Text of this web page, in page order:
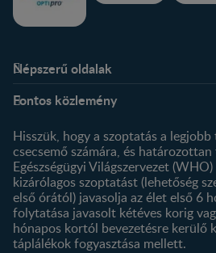
Népszerű oldalak
Kapcsolat
Történetünk
Profilom
Termékeink
Termék kereső
Fontos közlemény
Hisszük, hogy a szoptatás a
csecsemő számára, és
Egészségügyi Világszervezet
kizárólagos szoptatást (lehetőség
első órától) javasolja az élet első 6
folytatása javasolt kétéves korig
hónapos kortól bevezetésre kerülő
táplálékok fogyasztása mellett.